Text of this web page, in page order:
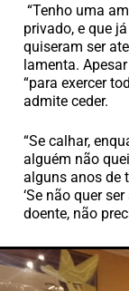
“Tenho uma
privado, e que
quiseram ser
lamenta.
“para exercer
admite ceder.
“Se calhar,
alguém não
alguns anos de
‘Se não quer
doente, não